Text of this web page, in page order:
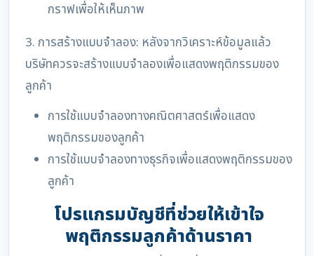
กราฟเพื่อให้เห็นภาพ
3. การสร้างแบบจำลอง: หลังจากวิเคราะห์ข้อมูลแล้ว
บริษัทควรจะสร้างแบบจำลองเพื่อแสดงพฤติกรรมของ
ลูกค้า
การใช้แบบจำลองทางคณิตศาสตร์เพื่อแสดง
พฤติกรรมของลูกค้า
การใช้แบบจำลองทางธุรกิจเพื่อแสดงพฤติกรรมของ
ลูกค้า
โปรแกรมบัญชีที่ช่วยให้เข้าใจ
พฤติกรรมลูกค้าด้านราคา